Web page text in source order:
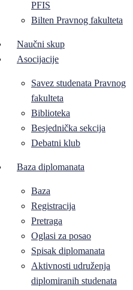
PFIS
Bilten Pravnog fakulteta
Naučni skup
Asocijacije
Savez studenata Pravnog
fakulteta
Biblioteka
Besjednička sekcija
Debatni klub
Baza diplomanata
Baza
Registracija
Pretraga
Oglasi za posao
Spisak diplomanata
Aktivnosti udruženja
diplomiranih studenata